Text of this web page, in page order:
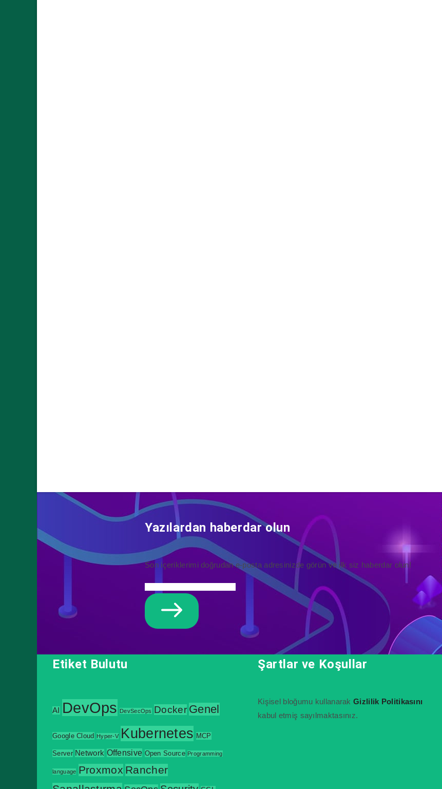
Yazılardan haberdar olun
Son içeriklerimi doğrudan e-posta adresinizde görün ve ilk siz haberdar olun!
Etiket Bulutu
AI DevOps DevSecOps Docker Genel
Google Cloud Hyper-V Kubernetes MCP
Server Network Offensive Open Source Programming
language Proxmox Rancher
Şartlar ve Koşullar
Kişisel bloğumu kullanarakGizlilik Politikasını
kabul etmiş sayılmaktasınız.